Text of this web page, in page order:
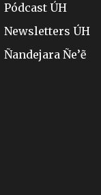
Pódcast ÚH
Newsletters ÚH
Ñandejara Ñe’ẽ